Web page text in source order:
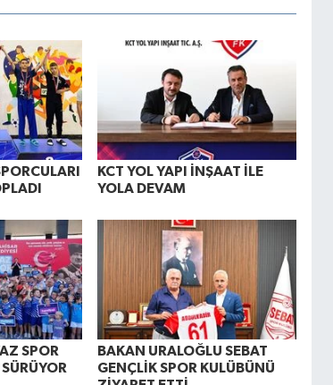
KCT YOL YAPI İNŞAAT İLE
YOLA DEVAM
SPOR
BAKAN URALOĞLU SEBAT
GENÇLİK SPOR KULÜBÜNÜ